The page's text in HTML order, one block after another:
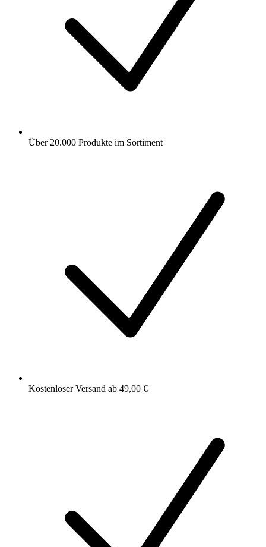
Über 20.000 Produkte im Sortiment
Kostenloser Versand ab 49,00 €